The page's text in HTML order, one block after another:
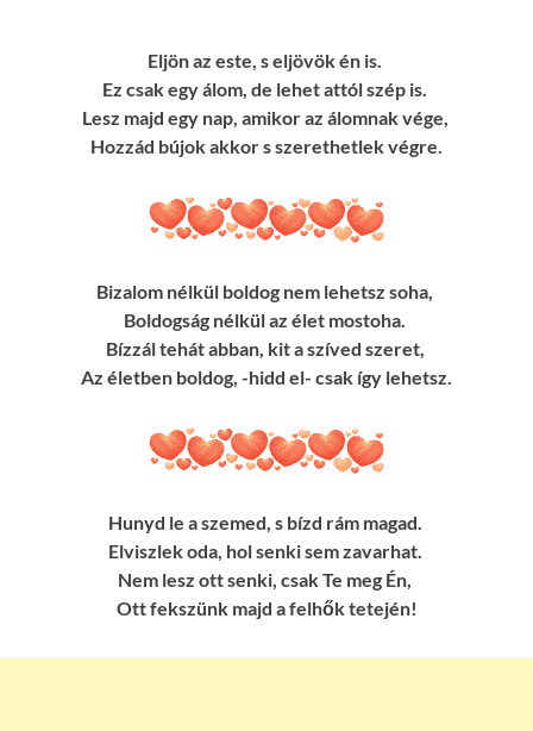
Eljön az este, s eljövök én is.
Ez csak egy álom, de lehet attól szép is.
Lesz majd egy nap, amikor az álomnak vége,
Hozzád bújok akkor s szerethetlek végre.
Bizalom nélkül boldog nem lehetsz soha,
Boldogság nélkül az élet mostoha.
Bízzál tehát abban, kit a szíved szeret,
Az életben boldog, -hidd el- csak így lehetsz.
Hunyd le a szemed, s bízd rám magad.
Elviszlek oda, hol senki sem zavarhat.
Nem lesz ott senki, csak Te meg Én,
Ott fekszünk majd a felhők tetején!